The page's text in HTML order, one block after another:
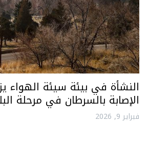
النشأة في بيئة سيئة الهواء
الإصابة بالسرطان في مرحلة
فبراير 9, 2026